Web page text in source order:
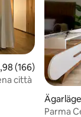
av 5 i
(166)
città
Parma